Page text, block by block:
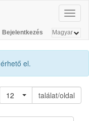
Bejelentkezés
érhető el.
12
találat/oldal